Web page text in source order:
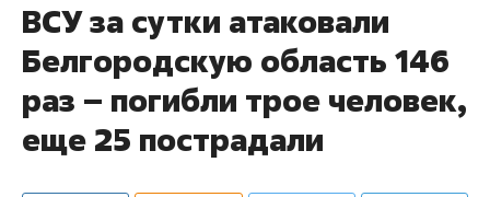
ВСУ за сутки атаковали
Белгородскую область 146
раз – погибли трое человек,
еще 25 пострадали